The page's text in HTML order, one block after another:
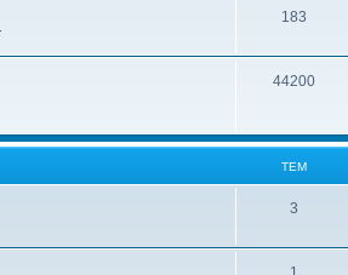
183
44200
ТЕМ
3